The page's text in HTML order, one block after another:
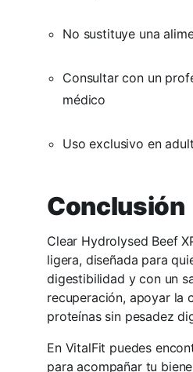
No sustituye una
Consultar con un
médico
Uso exclusivo en
Conclusión
Clear Hydrolysed Beef
ligera, diseñada para
digestibilidad y con un
recuperación, apoyar la
proteínas sin pesadez
En VitalFit puedes
para acompañar tu